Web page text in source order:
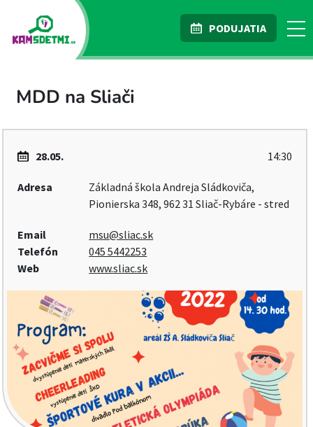
PODUJATIA
MDD na Sliači
28.05. 14:30
Adresa
Základná škola Andreja Sládkoviča,
Pionierska 348, 962 31 Sliač-Rybáre - stred
Email
msu@sliac.sk
Telefón
045 5442253
Web
www.sliac.sk